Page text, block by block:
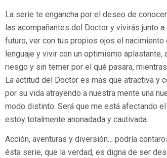
La serie te engancha por el deseo de
las acompañantes del Doctor y vivirás junto
futuro, ver con tus propios ojos el
lenguaje y vivir con un optimismo
riesgo y sin temer por el qué pasara,
La actitud del Doctor es mas que atractiva y
por su vida atrayendo a nuestra mente una
modo distinto. Será que me está afectando
estoy totalmente anonadada y cautivada.
Acción, aventuras y diversión… podría
ésta serie, que la verdad, es digna de ser